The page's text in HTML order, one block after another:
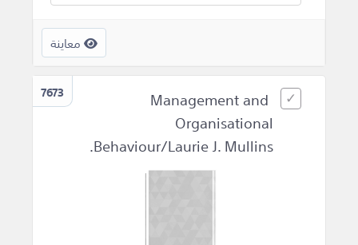
معاينة
7673
Management and
Organisational
Behaviour/Laurie J. Mullins.